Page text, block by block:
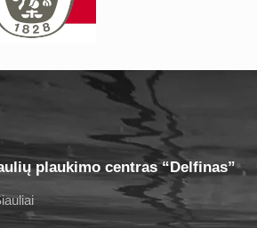
plaukimo centras “Delfinas”